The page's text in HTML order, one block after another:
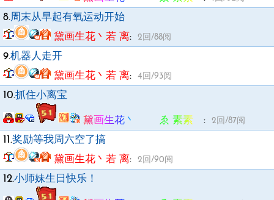
8.周末从早起有氧运动开始
黛画生花丶若 离: 2回/88阅
9.机器人走开
黛画生花丶若 离: 4回/93阅
10.抓住小离宝
黛画生花丶 ゑ 素素ゞ : 2回/87阅
11.奖励等我周六空了搞
黛画生花丶若 离: 2回/90阅
12.小师妹生日快乐！